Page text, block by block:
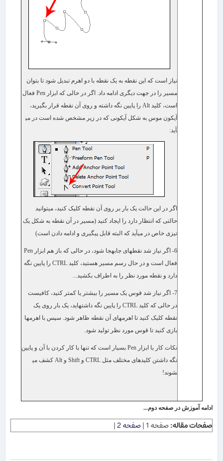
نیاز است که این نقطه به یک نقطه با دو اهرم تبدیل شود تا بتوان
مسیر را در جهت دیگری ادامه داد. اگر در حالی که ابزارPen فعال
است، کلیدAlt را پایین نگه داشته و روی آن نقطه قرار بگیرید،
آیکون موس به شکل آیکونی که در زیر مشخص شده است در می​
آید:
اگر در این حالت یک بار بر روی آن نقطه کلیک کنید، می​توانید
حالتی که انتظار دارد را ایجاد کنید (مسیر در آن نقطه به شکل یک
تیزی خاص در می​آید که البته قابل پیگیری و ادامه دادن است)
6- اگر نیاز شد نقطه​ای جابه​جا شود، در حالی که باز هم ابزار
Pen
فعال است و در حال رسم مسیر هستید، کلیدCTRL را پایین نگه
دارد و نقطه مورد نظر را به اطراف بکشید...
7- اگر نیاز شد قوس یک مسیر را بیشتر یا کمتر کنید، کافی​ست
در حالی که کلیدCTRL را پایین نگه داشته​اید، یک بار روی یک
نقطه کلیک کنید تا اهرم​های آن نقطه ظاهر شود. سپس با اهرم​ها
بازی کنید تا قوس مورد نظر تولید شود.
نکات کار با ابزارPen بسیار است که تنها با کار کردن با آن و پایین
نگه داشتن کلیدهای مختلف مثلCTRL وShift وAlt کشف می​
شوند!
ادامه آموزش در صفحه دوم...
صفحات مقاله:صفحه 1 | صفحه 2 |